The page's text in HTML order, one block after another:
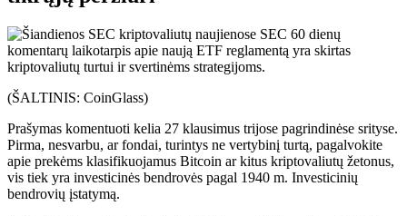
(ŠALTINIS: CoinGlass)
Prašymas komentuoti kelia 27 klausimus trijose pagrindinėse srityse.
Pirma, nesvarbu, ar fondai, turintys ne vertybinį turtą, pagalvokite
apie prekėms klasifikuojamus Bitcoin ar kitus kriptovaliutų žetonus,
vis tiek yra investicinės bendrovės pagal 1940 m. Investicinių
bendrovių įstatymą.